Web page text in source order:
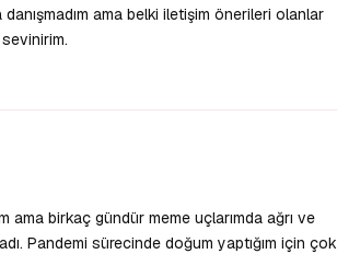
ama belki iletişim önerileri olanlar
ama birkaç gündür meme uçlarımda ağrı ve
Pandemi sürecinde doğum yaptığım için çok